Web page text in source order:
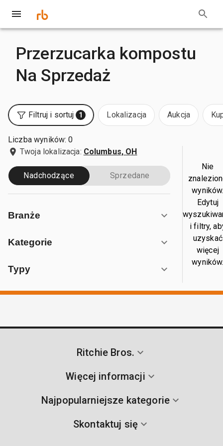
Przerzucarka kompostu
Na Sprzedaż
Filtruj i sortuj 1 Lokalizacja Aukcja
Liczba wyników: 0
Twoja lokalizacja: Columbus, OH
Nadchodzące Sprzedane
Branże
Kategorie
Typy
Nie
Edytuj
i filtry,
uzyskać
więcej
Ritchie Bros.
Więcej informacji
Najpopularniejsze kategorie
Skontaktuj się